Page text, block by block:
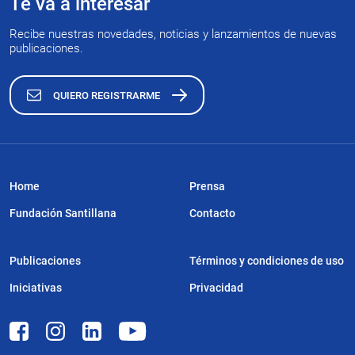
Recibe nuestras novedades, noticias y lanzamientos de nuevas
publicaciones.
QUIERO REGISTRARME
Home
Fundación Santillana
Publicaciones
Iniciativas
Prensa
Contacto
Términos y condiciones de uso
Privacidad